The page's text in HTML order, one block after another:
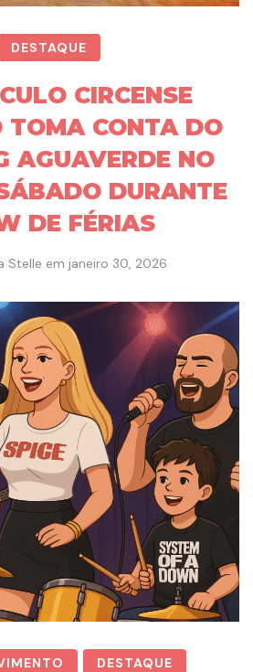
DESTAQUE
CIRCENSE
TOMA CONTA DO
AGUAVERDE NO
DURANTE
DE FÉRIAS
Stelle em janeiro 30, 2026
DESTAQUE